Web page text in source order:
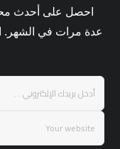
احصل على أحدث
عدة مرات في الشهر.